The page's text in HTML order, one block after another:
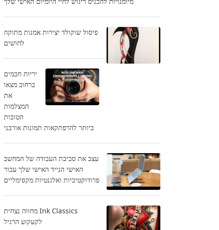
פיסול שוקולד יצירות אמנות מתוקה
לחושים
יריות חכמים
ברחוב מצאו
את
המצלמות
הטובות
ביותר להרפתקאות תמונות אורבני
עצב את סביבת העבודה של המחשב
האישי הנייד האישי שלך עבור
פרודוקטיביות ואלגנטיות מקסימליים
Ink Classics מחווה נצחית
לקעקוע הרגיל